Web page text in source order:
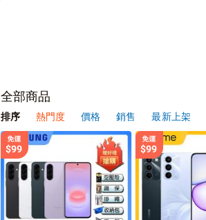
全部商品
排序 熱門度 價格 銷售 最新上架